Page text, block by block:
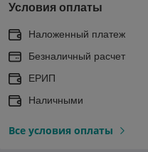
Условия оплаты
Наложенный платеж
Безналичный расчет
ЕРИП
Наличными
Все условия оплаты